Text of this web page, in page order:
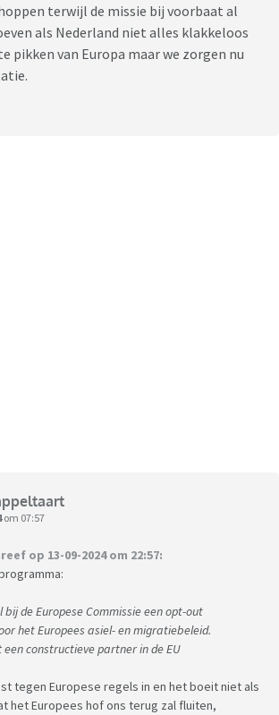
terwijl de missie bij voorbaat al
als Nederland niet alles klakkeloos
pikken van Europa maar we zorgen nu
om 07:57
op 13-09-2024 om 22:57:
de Europese Commissie een opt-out
het Europees asiel- en migratiebeleid.
constructieve partner in de EU
tegen Europese regels in en het boeit niet als
het Europees hof ons terug zal fluiten,